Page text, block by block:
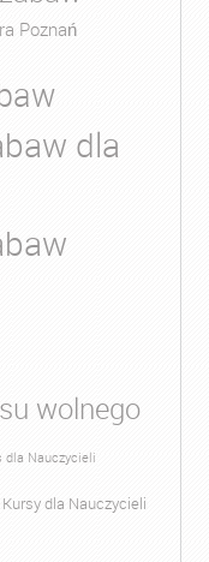
Poznań
dla
wolnego
dla Nauczycieli
Kursy dla Nauczycieli